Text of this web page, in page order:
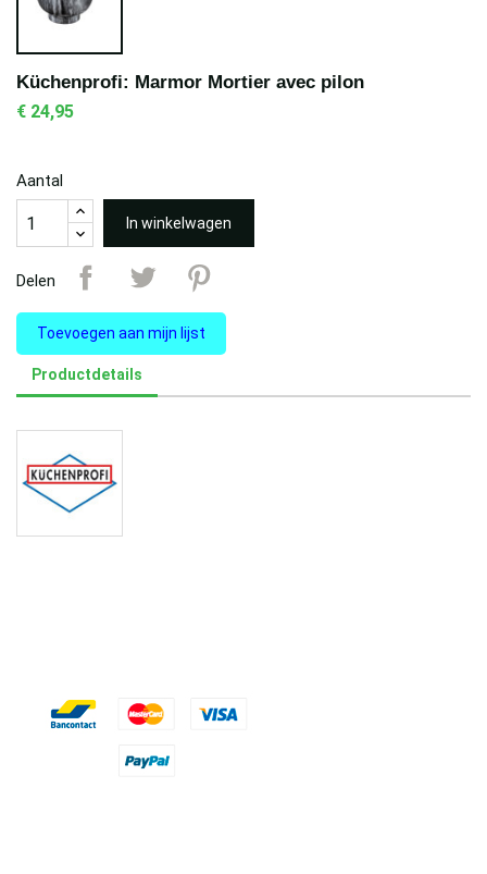
Küchenprofi: Marmor Mortier avec pilon
€ 24,95
Aantal
In winkelwagen
Delen
Toevoegen aan mijn lijst
Productdetails